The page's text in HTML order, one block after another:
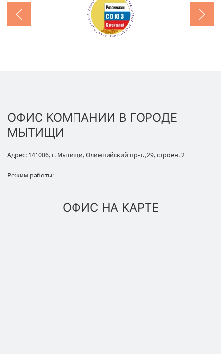
ОФИС КОМПАНИИ В ГОРОДЕ
МЫТИЩИ
Адрес: 141006, г. Мытищи, Олимпийский пр-т., 29, строен. 2
Режим работы:
ОФИС НА КАРТЕ